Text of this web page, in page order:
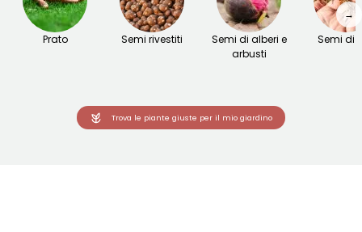
Prato Semi rivestiti
Semi di alberi e
arbusti
Semi di
→
Trova le piante giuste per il mio giardino